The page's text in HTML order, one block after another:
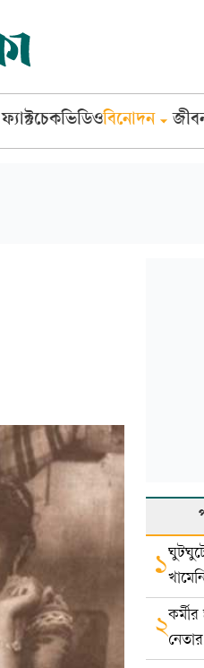
ফ্যাক্টচেকভিডিওবিনোদন
১
২কর্মীর